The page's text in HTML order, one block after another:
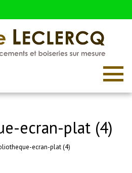
ecran-plat (4)
ecran-plat (4)